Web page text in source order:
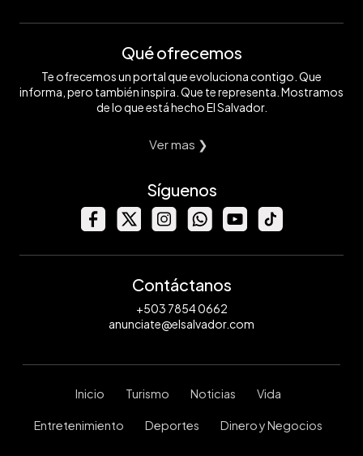
Qué ofrecemos
Te ofrecemos un portal que evoluciona contigo. Que
informa, pero también inspira. Que te representa. Mostramos
de lo que está hecho El Salvador.
Ver mas ❯
Síguenos
Contáctanos
+503 7854 0662
anunciate@elsalvador.com
Inicio Turismo Noticias Vida
Entretenimiento Deportes Dinero y Negocios